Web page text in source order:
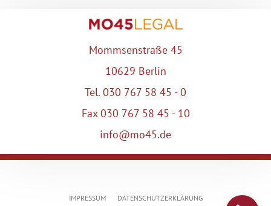
Mommsenstraße 45
10629 Berlin
Tel. 030 767 58 45 - 0
Fax 030 767 58 45 - 10
info@mo45.de
IMPRESSUM DATENSCHUTZERKLÄRUNG